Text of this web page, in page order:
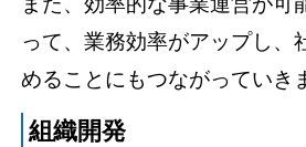
って、業務効率がアップし、
めることにもつながっていき
組織開発